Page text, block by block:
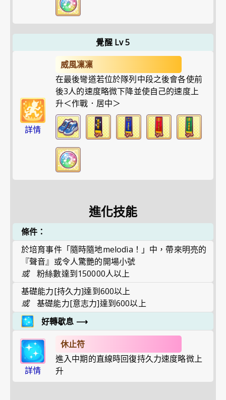
覺醒 Lv 5
詳情
威風凜凜
在最後彎道若位於隊列中段之後會各使前
後3人的速度略微下降並使自己的速度上
升＜作戰．居中＞
進化技能
條件：
於培育事件「隨時隨地melodìa！」中，帶來明亮的
『聲音』或令人驚艷的開場小號
或
粉絲數達到150000人以上
基礎能力[持久力]達到600以上
或
基礎能力[意志力]達到600以上
好轉歇息 ⟶
詳情
休止符
進入中期的直線時回復持久力速度略微上
升